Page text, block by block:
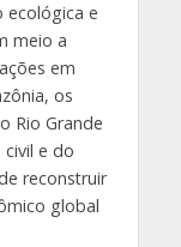
ecológica e
meio a
em
os
Rio Grande
e do
reconstruir
global